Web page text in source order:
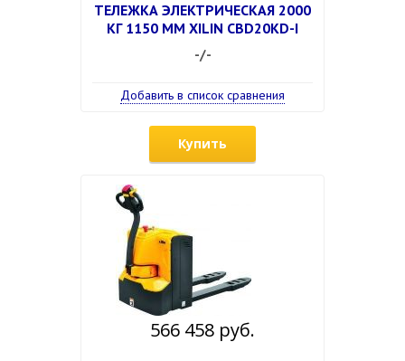
ТЕЛЕЖКА ЭЛЕКТРИЧЕСКАЯ 2000
КГ 1150 ММ XILIN CBD20KD-I
-/-
Добавить в список сравнения
Купить
566 458 руб.